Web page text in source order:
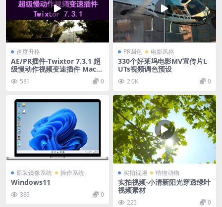
速度升格
AE/PR插件-Twixtor 7.3.1 超
级慢动作视频变速插件 Mac/
Win版
581 0
PR调色 电影风格
330个好莱坞电影MV宣传片L
UTs视频调色预设
2.0K 0
原装镜像系统 操作系统
Windows11
389 0
实拍视频 植物动物
实拍视频-小清新阳光穿透绿叶
视频素材
225 0